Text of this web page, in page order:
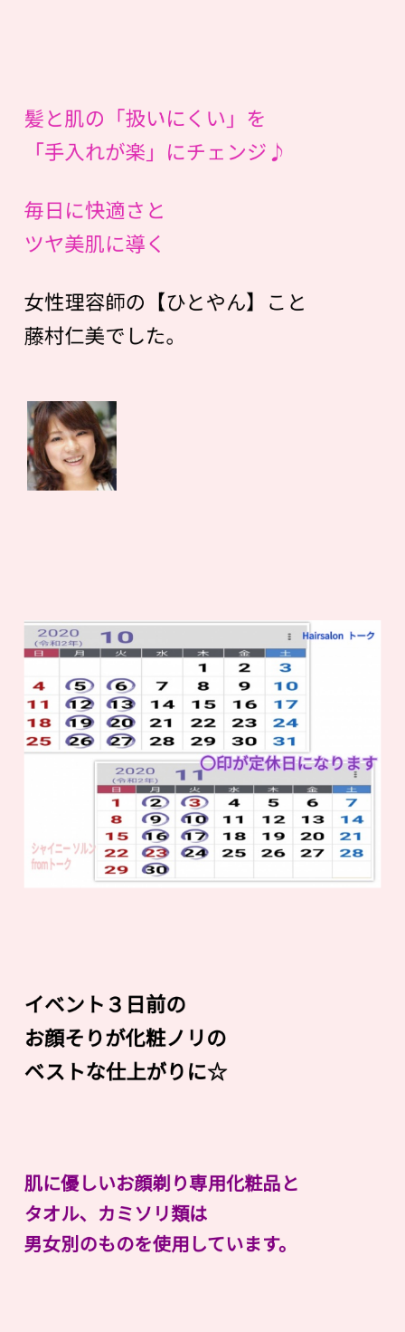
髪と肌の「扱いにくい」を
「手入れが楽」にチェンジ♪
毎日に快適さと
ツヤ美肌に導く
女性理容師の【ひとやん】こと
藤村仁美でした。
イベント３日前の
お顔そりが化粧ノリの
ベストな仕上がりに☆
肌に優しいお顔剃り専用化粧品と
タオル、カミソリ類は
男女別のものを使用しています。